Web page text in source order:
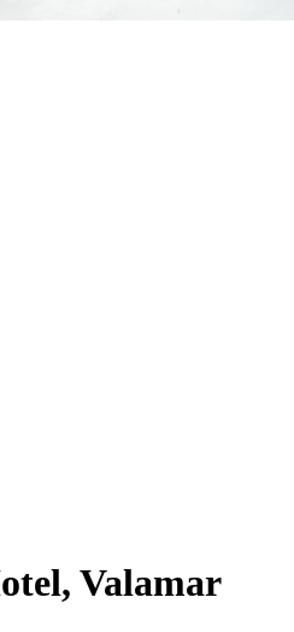
Valamar